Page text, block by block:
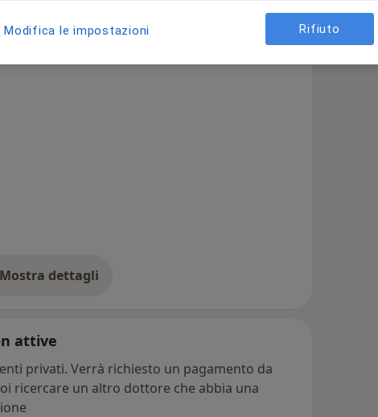
Mostra dettagli
sull'esperienza
attive
privati. Verrà richiesto un pagamento da
ricercare un altro dottore che abbia una
Modifica le impostazioni Rifiuto